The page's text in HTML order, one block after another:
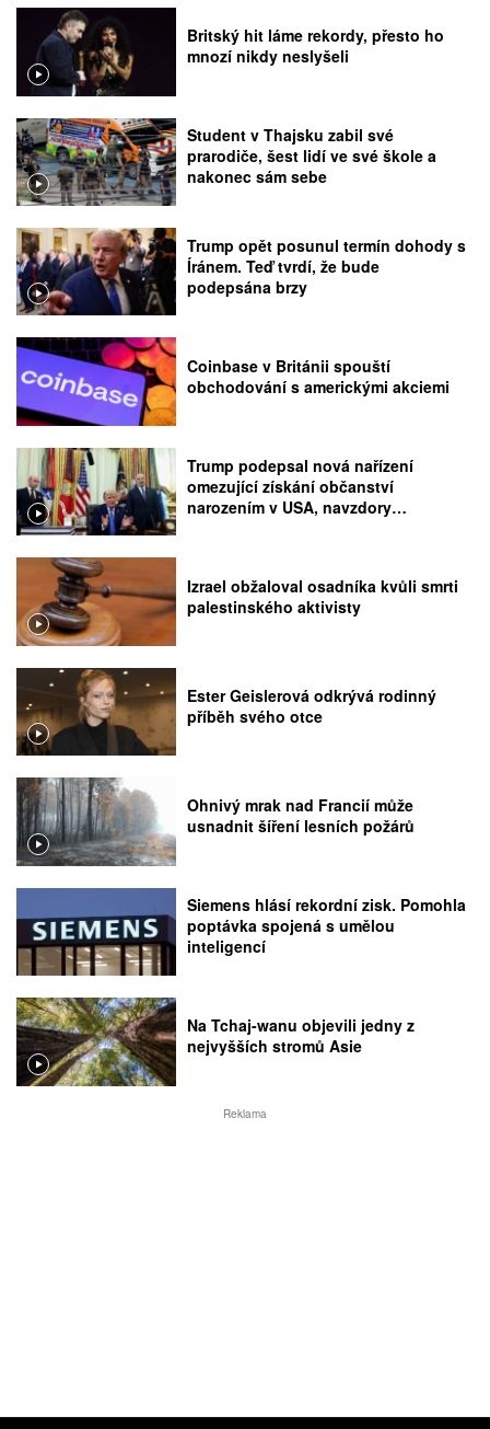
Britský hit láme rekordy, přesto ho
mnozí nikdy neslyšeli
Student v Thajsku zabil své
prarodiče, šest lidí ve své škole a
nakonec sám sebe
Trump opět posunul termín dohody s
Íránem. Teď tvrdí, že bude
podepsána brzy
Coinbase v Británii spouští
obchodování s americkými akciemi
Trump podepsal nová nařízení
omezující získání občanství
narozením v USA, navzdory
Izrael obžaloval osadníka kvůli smrti
palestinského aktivisty
Ester Geislerová odkrývá rodinný
příběh svého otce
Ohnivý mrak nad Francií může
usnadnit šíření lesních požárů
Siemens hlásí rekordní zisk. Pomohla
poptávka spojená s umělou
inteligencí
Na Tchaj-wanu objevili jedny z
nejvyšších stromů Asie
Reklama